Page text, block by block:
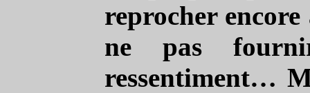
reprocher
ne pas
ressentiment…